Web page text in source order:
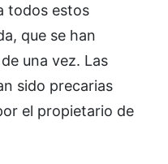
todos estos
que se han
una vez. Las
sido precarias
el propietario de